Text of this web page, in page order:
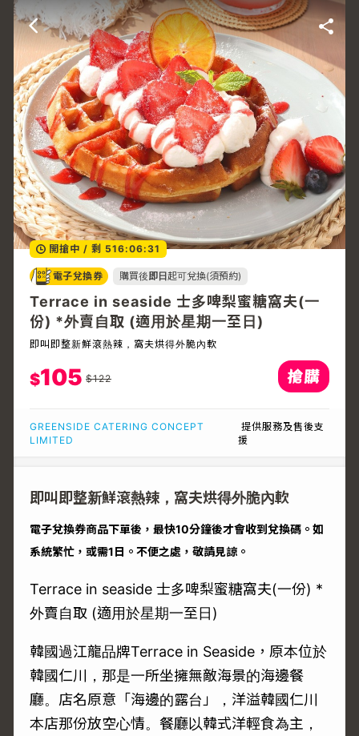
開搶中 / 剩 516:06:31
電子兌換券 購買後即日起可兌換(須預約)
Terrace in seaside 士多啤梨蜜糖窩夫(一
份) *外賣自取 (適用於星期一至日)
即叫即整新鮮滾熱辣，窩夫烘得外脆內軟
$105 $122
GREENSIDE CATERING CONCEPT
LIMITED
提供服務及售後支
援
即叫即整新鮮滾熱辣，窩夫烘得外脆內軟
電子兌換券商品下單後，最快10分鐘後才會收到兌換碼。如
系統繁忙，或需1日。不便之處，敬請見諒。
Terrace in seaside 士多啤梨蜜糖窩夫(一份) *
外賣自取 (適用於星期一至日)
韓國過江龍品牌Terrace in Seaside，原本位於
韓國仁川，那是一所坐擁無敵海景的海邊餐
廳。店名原意「海邊的露台」，洋溢韓國仁川
本店那份放空心情。餐廳以韓式洋輕食為主，